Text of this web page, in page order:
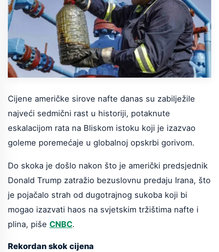
Cijene američke sirove nafte danas su zabilježile
najveći sedmični rast u historiji, potaknute
eskalacijom rata na Bliskom istoku koji je izazvao
goleme poremećaje u globalnoj opskrbi gorivom.
Do skoka je došlo nakon što je američki predsjednik
Donald Trump zatražio bezuslovnu predaju Irana, što
je pojačalo strah od dugotrajnog sukoba koji bi
mogao izazvati haos na svjetskim tržištima nafte i
plina, piše CNBC.
Rekordan skok cijena